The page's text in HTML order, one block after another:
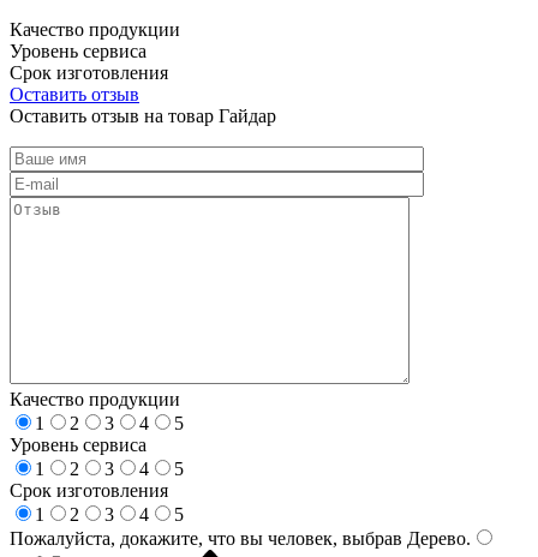
Качество продукции
Уровень сервиса
Срок изготовления
Оставить отзыв
Оставить отзыв на товар Гайдар
Качество продукции
1
2 3 4
5
Уровень сервиса
1
2 3 4
5
Срок изготовления
1
2 3 4
5
Пожалуйста, докажите, что вы человек, выбрав Дерево.